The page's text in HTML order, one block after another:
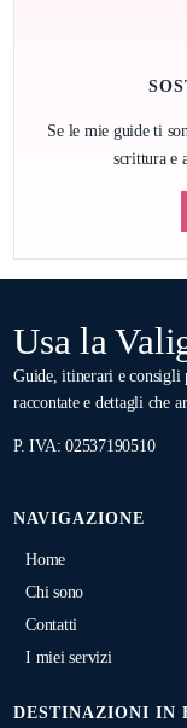
Se le mie guide ti
scrittura e
Usa la
Guide, itinerari e consigli
raccontate e dettagli che
P. IVA: 02537190510
NAVIGAZIONE
Home
Chi sono
Contatti
I miei servizi
DESTINAZIONI IN